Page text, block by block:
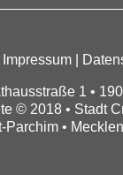
Impressum|
1 •
© 2018 • Stadt
Parchim •